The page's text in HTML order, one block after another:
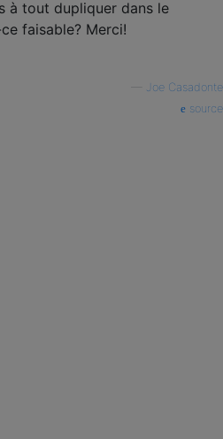
à tout dupliquer dans le
faisable? Merci!
Joe Casadonte
source